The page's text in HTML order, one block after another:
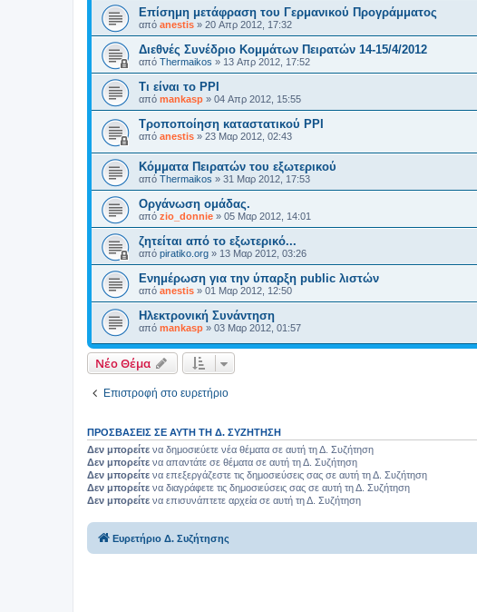
Επίσημη μετάφραση του Γερμανικού Προγράμματος
από anestis » 20 Απρ 2012, 17:32
Διεθνές Συνέδριο Κομμάτων Πειρατών 14-15/4/2012
από Thermaikos » 13 Απρ 2012, 17:52
Τι είναι το PPI
από mankasp » 04 Απρ 2012, 15:55
Τροποποίηση καταστατικού PPI
από anestis » 23 Μαρ 2012, 02:43
Κόμματα Πειρατών του εξωτερικού
από Thermaikos » 31 Μαρ 2012, 17:53
Οργάνωση ομάδας.
από zio_donnie » 05 Μαρ 2012, 14:01
ζητείται από το εξωτερικό...
από piratiko.org » 13 Μαρ 2012, 03:26
Ενημέρωση για την ύπαρξη public λιστών
από anestis » 01 Μαρ 2012, 12:50
Ηλεκτρονική Συνάντηση
από mankasp » 03 Μαρ 2012, 01:57
Νέο Θέμα
Επιστροφή στο ευρετήριο
ΠΡΟΣΒΆΣΕΙΣ ΣΕ ΑΥΤΉ ΤΗ Δ. ΣΥΖΉΤΗΣΗ
Δεν μπορείτε να δημοσιεύετε νέα θέματα σε αυτή τη Δ. Συζήτηση
Δεν μπορείτε να απαντάτε σε θέματα σε αυτή τη Δ. Συζήτηση
Δεν μπορείτε να επεξεργάζεστε τις δημοσιεύσεις σας σε αυτή τη Δ. Συζήτηση
Δεν μπορείτε να διαγράφετε τις δημοσιεύσεις σας σε αυτή τη Δ. Συζήτηση
Δεν μπορείτε να επισυνάπτετε αρχεία σε αυτή τη Δ. Συζήτηση
Ευρετήριο Δ. Συζήτησης